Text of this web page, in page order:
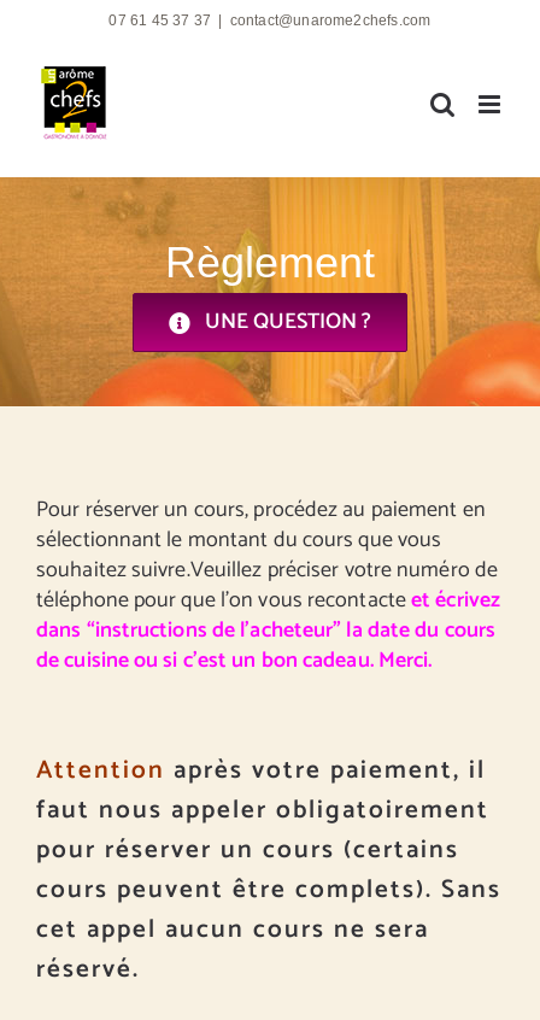
contenu
07 61 45 37 37 contact@unarome2chefs.com
Règlement
UNE QUESTION ?
Pour réserver un cours, procédez au paiement en
sélectionnant le montant du cours que vous
souhaitez suivre.Veuillez préciser votre numéro de
téléphone pour que l’on vous recontacteet écrivez
dans “instructions de l’acheteur” la date du cours
de cuisine ou si c’est un bon cadeau. Merci.
Attention après votre paiement, il
faut nous appeler obligatoirement
pour réserver un cours (certains
cours peuvent être complets). Sans
cet appel aucun cours ne sera
réservé.